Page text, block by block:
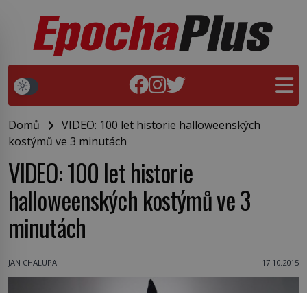
Domů
VIDEO: 100 let historie halloweenských
kostýmů ve 3 minutách
VIDEO: 100 let historie
halloweenských kostýmů ve 3
minutách
JAN CHALUPA 17.10.2015